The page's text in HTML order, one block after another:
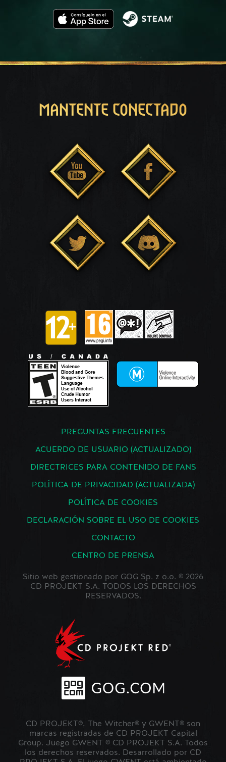
MANTENTE CONECTADO
PREGUNTAS FRECUENTES
ACUERDO DE USUARIO (ACTUALIZADO)
DIRECTRICES PARA CONTENIDO DE FANS
POLÍTICA DE PRIVACIDAD (ACTUALIZADA)
POLÍTICA DE COOKIES
DECLARACIÓN SOBRE EL USO DE COOKIES
CONTACTO
CENTRO DE PRENSA
Sitio web gestionado por GOG Sp. z o.o. © 2026
CD PROJEKT S.A. TODOS LOS DERECHOS
RESERVADOS.
CD PROJEKT®, The Witcher® y GWENT® son
marcas registradas de CD PROJEKT Capital
Group. Juego GWENT © CD PROJEKT S.A. Todos
los derechos reservados. Desarrollado por CD